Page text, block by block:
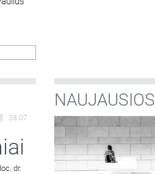
38:07
dr.
NAUJAUSIOS